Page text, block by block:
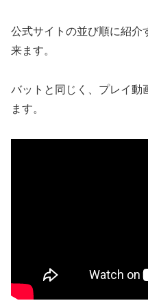
公式サイトの並び順に紹介
来ます。
バットと同じく、プレイ動
ます。